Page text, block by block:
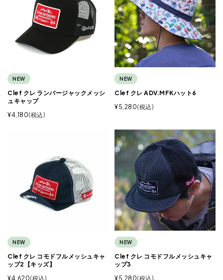
NEW
Clef クレ ランバージャックメッシ
ュキャップ
¥4,180 税込
NEW
Clef クレ ADV.MFKハット6
¥5,280 税込
NEW
Clef クレ コモドフルメッシュキャ
ップ2【キッズ】
¥4,620 税込
NEW
Clef クレ コモドフルメッシュキャ
ップ3
¥5,280 税込